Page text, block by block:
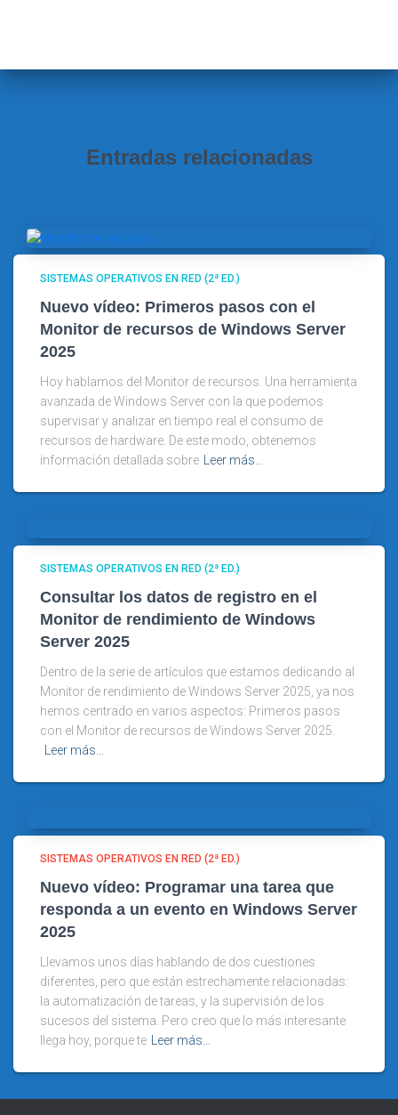
:
Entradas relacionadas
SISTEMAS OPERATIVOS EN RED (2ª ED.)
Nuevo vídeo: Primeros pasos con el
Monitor de recursos de Windows Server
2025
Hoy hablamos del Monitor de recursos. Una herramienta
avanzada de Windows Server con la que podemos
supervisar y analizar en tiempo real el consumo de
recursos de hardware. De este modo, obtenemos
información detallada sobre Leer más…
SISTEMAS OPERATIVOS EN RED (2ª ED.)
Consultar los datos de registro en el
Monitor de rendimiento de Windows
Server 2025
Dentro de la serie de artículos que estamos dedicando al
Monitor de rendimiento de Windows Server 2025, ya nos
hemos centrado en varios aspectos: Primeros pasos
con el Monitor de recursos de Windows Server 2025.
Leer más…
SISTEMAS OPERATIVOS EN RED (2ª ED.)
Nuevo vídeo: Programar una tarea que
responda a un evento en Windows Server
2025
Llevamos unos días hablando de dos cuestiones
diferentes, pero que están estrechamente relacionadas:
la automatización de tareas, y la supervisión de los
sucesos del sistema. Pero creo que lo más interesante
llega hoy, porque te Leer más…